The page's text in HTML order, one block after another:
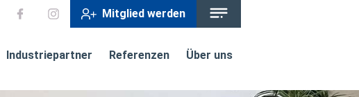
Mitglied werden
Industriepartner Referenzen Über uns